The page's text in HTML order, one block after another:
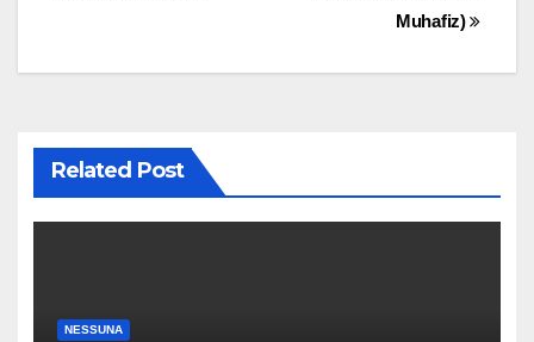
Muhafiz)
Related Post
NESSUNA